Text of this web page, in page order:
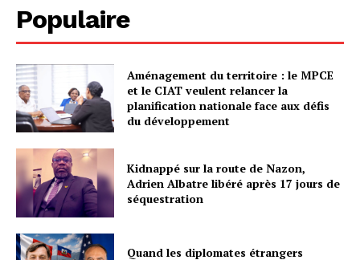
Populaire
Aménagement du territoire : le MPCE
et le CIAT veulent relancer la
planification nationale face aux défis
du développement
Kidnappé sur la route de Nazon,
Adrien Albatre libéré après 17 jours de
séquestration
Quand les diplomates étrangers